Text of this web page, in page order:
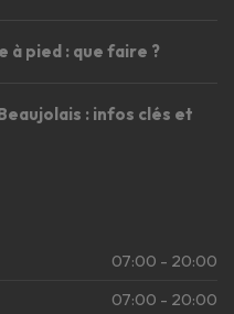
à pied : que faire ?
: infos clés et
07:00 - 20:00
07:00 - 20:00